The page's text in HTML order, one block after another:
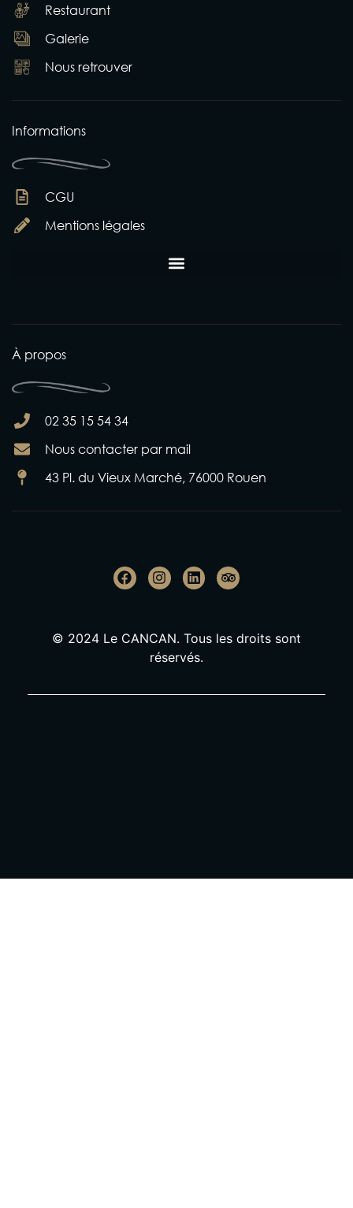
Restaurant
Galerie
Nous retrouver
Informations
CGU
Mentions légales
À propos
02 35 15 54 34
Nous contacter par mail
43 Pl. du Vieux Marché, 76000 Rouen
© 2024 Le CANCAN. Tous les droits sont
réservés.